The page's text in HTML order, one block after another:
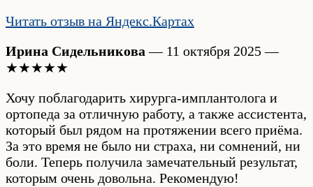
Читать отзыв на Яндекс.Картах
Ирина Сидельникова— 11 октября 2025 —
★★★★★
Хочу поблагодарить хирурга-имплантолога и
ортопеда за отличную работу, а также ассистента,
который был рядом на протяжении всего приёма.
За это время не было ни страха, ни сомнений, ни
боли. Теперь получила замечательный результат,
которым очень довольна. Рекомендую!